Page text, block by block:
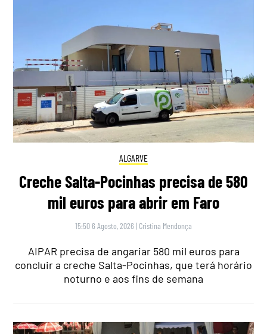
ALGARVE
Creche Salta-Pocinhas precisa de 580
mil euros para abrir em Faro
15:50 6 Agosto, 2026 | Cristina Mendonça
AIPAR precisa de angariar 580 mil euros para
concluir a creche Salta-Pocinhas, que terá horário
noturno e aos fins de semana